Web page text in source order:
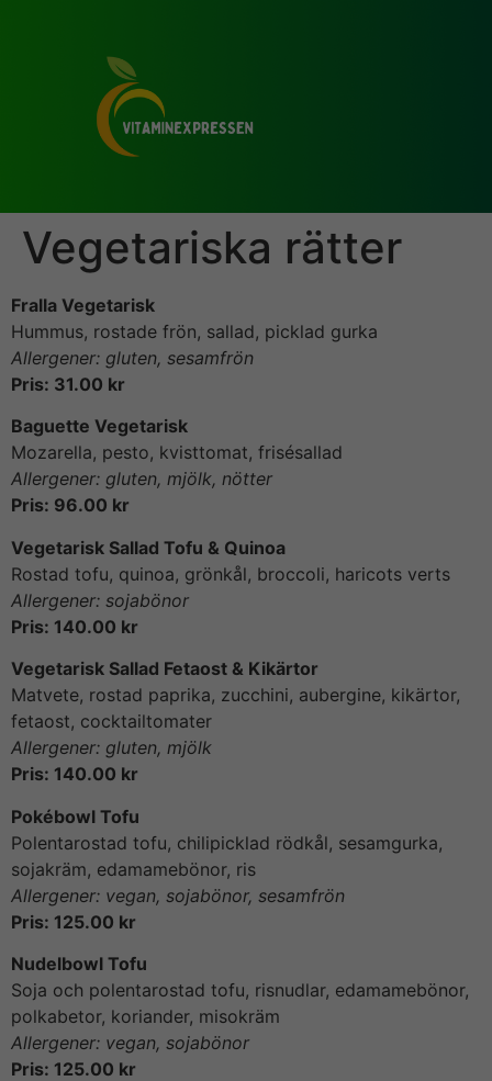
Vegetariska rätter
Fralla Vegetarisk
Hummus, rostade frön, sallad, picklad gurka
Allergener: gluten, sesamfrön
Pris: 31.00 kr
Baguette Vegetarisk
Mozarella, pesto, kvisttomat, frisésallad
Allergener: gluten, mjölk, nötter
Pris: 96.00 kr
Vegetarisk Sallad Tofu & Quinoa
Rostad tofu, quinoa, grönkål, broccoli, haricots verts
Allergener: sojabönor
Pris: 140.00 kr
Vegetarisk Sallad Fetaost & Kikärtor
Matvete, rostad paprika, zucchini, aubergine, kikärtor,
fetaost, cocktailtomater
Allergener: gluten, mjölk
Pris: 140.00 kr
Pokébowl Tofu
Polentarostad tofu, chilipicklad rödkål, sesamgurka,
sojakräm, edamamebönor, ris
Allergener: vegan, sojabönor, sesamfrön
Pris: 125.00 kr
Nudelbowl Tofu
Soja och polentarostad tofu, risnudlar, edamamebönor,
polkabetor, koriander, misokräm
Allergener: vegan, sojabönor
Pris: 125.00 kr